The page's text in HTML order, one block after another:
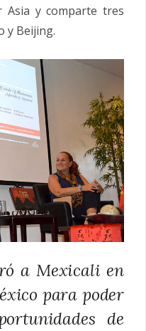
Asia y comparte tres
y Beijing.
a Mexicali en
para poder
de